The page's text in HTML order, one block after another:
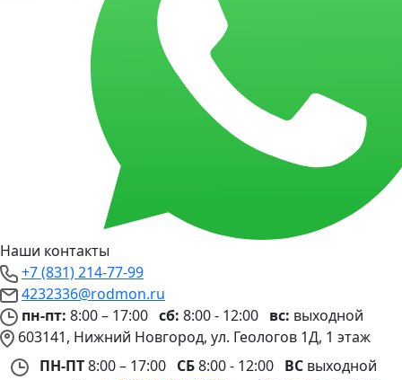
Наши контакты
+7 (831) 214-77-99
4232336@rodmon.ru
пн-пт: 8:00 – 17:00 сб: 8:00 - 12:00 вс: выходной
603141, Нижний Новгород, ул. Геологов 1Д, 1 этаж
ПН-ПТ8:00 – 17:00 СБ8:00 - 12:00 ВС выходной